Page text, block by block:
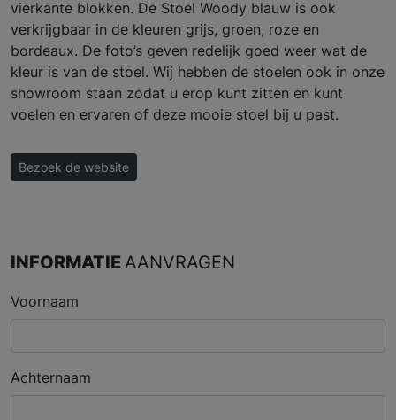
vierkante blokken. De Stoel Woody blauw is ook
verkrijgbaar in de kleuren grijs, groen, roze en
bordeaux. De foto’s geven redelijk goed weer wat de
kleur is van de stoel. Wij hebben de stoelen ook in onze
showroom staan zodat u erop kunt zitten en kunt
voelen en ervaren of deze mooie stoel bij u past.
Bezoek de website
INFORMATIE AANVRAGEN
Voornaam
Achternaam